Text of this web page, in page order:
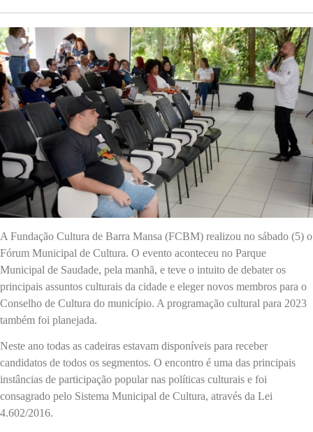
A Fundação Cultura de Barra Mansa (FCBM) realizou no sábado (5) o
Fórum Municipal de Cultura. O evento aconteceu no Parque
Municipal de Saudade, pela manhã, e teve o intuito de debater os
principais assuntos culturais da cidade e eleger novos membros para o
Conselho de Cultura do município. A programação cultural para 2023
também foi planejada.
Neste ano todas as cadeiras estavam disponíveis para receber
candidatos de todos os segmentos. O encontro é uma das principais
instâncias de participação popular nas políticas culturais e foi
consagrado pelo Sistema Municipal de Cultura, através da Lei
4.602/2016.